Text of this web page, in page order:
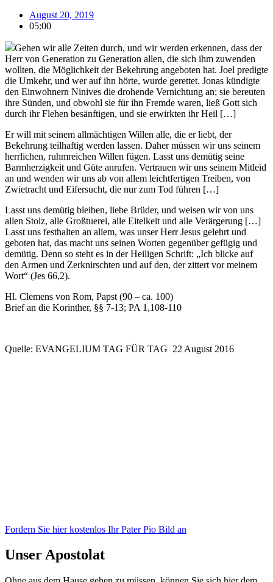
August 20, 2019
05:00
Gehen wir alle Zeiten durch, und wir werden erkennen, dass der
Herr von Generation zu Generation allen, die sich ihm zuwenden
wollten, die Möglichkeit der Bekehrung angeboten hat. Joel predigte
die Umkehr, und wer auf ihn hörte, wurde gerettet. Jonas kündigte
den Einwohnern Ninives die drohende Vernichtung an; sie bereuten
ihre Sünden, und obwohl sie für ihn Fremde waren, ließ Gott sich
durch ihr Flehen besänftigen, und sie erwirkten ihr Heil […]
Er will mit seinem allmächtigen Willen alle, die er liebt, der
Bekehrung teilhaftig werden lassen. Daher müssen wir uns seinem
herrlichen, ruhmreichen Willen fügen. Lasst uns demütig seine
Barmherzigkeit und Güte anrufen. Vertrauen wir uns seinem Mitleid
an und wenden wir uns ab von allem leichtfertigen Treiben, von
Zwietracht und Eifersucht, die nur zum Tod führen […]
Lasst uns demütig bleiben, liebe Brüder, und weisen wir von uns
allen Stolz, alle Großtuerei, alle Eitelkeit und alle Verärgerung […]
Lasst uns festhalten an allem, was unser Herr Jesus gelehrt und
geboten hat, das macht uns seinen Worten gegenüber gefügig und
demütig. Denn so steht es in der Heiligen Schrift: „Ich blicke auf
den Armen und Zerknirschten und auf den, der zittert vor meinem
Wort“ (Jes 66,2).
Hl. Clemens von Rom, Papst (90 – ca. 100)
Brief an die Korinther, §§ 7-13; PA 1,108-110
Quelle: EVANGELIUM TAG FÜR TAG 22 August 2016
Fordern Sie hier kostenlos Ihr Pater Pio Bild an
Unser Apostolat